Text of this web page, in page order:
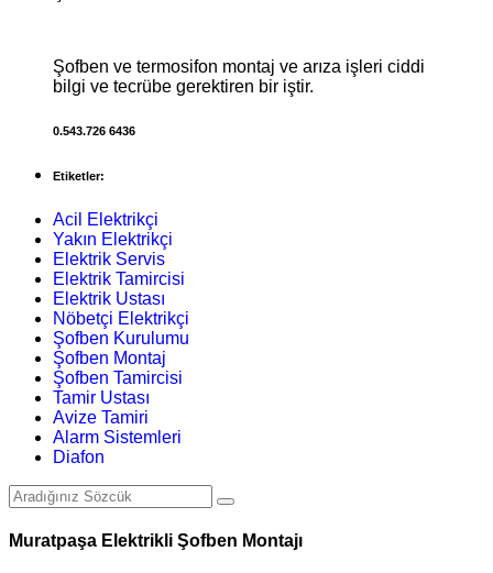
Şofben ve termosifon montaj ve arıza işleri ciddi
bilgi ve tecrübe gerektiren bir iştir.
0.543.726 6436
Etiketler:
Acil Elektrikçi
Yakın Elektrikçi
Elektrik Servis
Elektrik Tamircisi
Elektrik Ustası
Nöbetçi Elektrikçi
Şofben Kurulumu
Şofben Montaj
Şofben Tamircisi
Tamir Ustası
Avize Tamiri
Alarm Sistemleri
Diafon
Muratpaşa Elektrikli Şofben Montajı